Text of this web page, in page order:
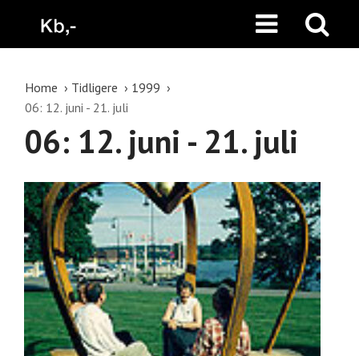
Home Tidligere
1999
06: 12. juni - 21. juli
06: 12. juni - 21. juli